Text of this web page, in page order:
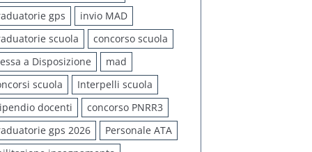
gps
invio MAD
scuola
concorso scuola
a Disposizione
mad
scuola
Interpelli scuola
docenti
concorso PNRR3
gps 2026
Personale ATA